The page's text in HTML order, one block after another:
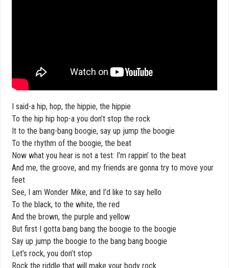
I said-a hip, hop, the hippie, the hippie
To the hip hip hop-a you don’t stop the rock
It to the bang-bang boogie, say up jump the boogie
To the rhythm of the boogie, the beat
Now what you hear is not a test: I’m rappin’ to the beat
And me, the groove, and my friends are gonna try to move your
feet
See, I am Wonder Mike, and I’d like to say hello
To the black, to the white, the red
And the brown, the purple and yellow
But first I gotta bang bang the boogie to the boogie
Say up jump the boogie to the bang bang boogie
Let’s rock, you don’t stop
Rock the riddle that will make your body rock